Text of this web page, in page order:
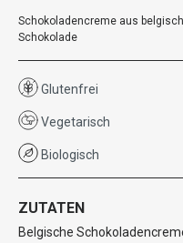
Schokoladencreme aus
Schokolade
Glutenfrei
Vegetarisch
Biologisch
ZUTATEN
Belgische